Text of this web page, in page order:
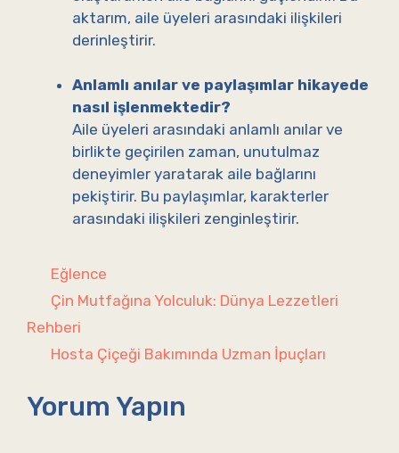
aktarım, aile üyeleri arasındaki ilişkileri
derinleştirir.
Anlamlı anılar ve paylaşımlar hikayede
nasıl işlenmektedir?
Aile üyeleri arasındaki anlamlı anılar ve
birlikte geçirilen zaman, unutulmaz
deneyimler yaratarak aile bağlarını
pekiştirir. Bu paylaşımlar, karakterler
arasındaki ilişkileri zenginleştirir.
Kategoriler
Eğlence
Çin Mutfağına Yolculuk: Dünya Lezzetleri
Rehberi
Hosta Çiçeği Bakımında Uzman İpuçları
Yorum Yapın